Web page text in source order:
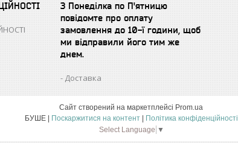
З Понеділка по П'ятницю
повідомте про оплату
замовлення до 10-ї години, щоб
ми відправили його тим же
днем.
Доставка
Сайт створений на маркетплейсі Prom.ua
Поскаржитися на контент
Політика конфіденційності
Select Language ▼